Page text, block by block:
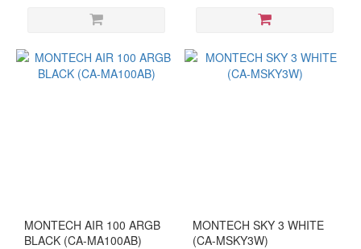
MONTECH AIR 100 ARGB
BLACK (CA-MA100AB)
MONTECH SKY 3 WHITE
(CA-MSKY3W)